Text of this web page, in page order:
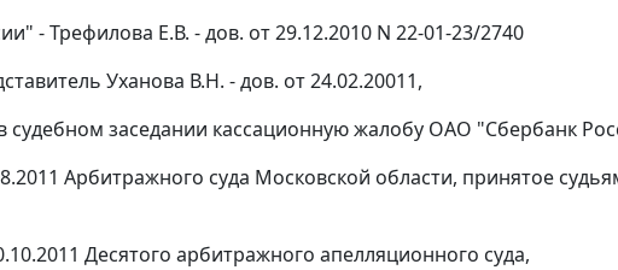
- Трефилова Е.В. - дов. от 29.12.2010 N 22-01-23/2740
Уханова В.Н. - дов. от 24.02.20011,
судебном заседании кассационную жалобу ОАО "Сбербанк
Арбитражного суда Московской области, принятое
Десятого арбитражного апелляционного суда,